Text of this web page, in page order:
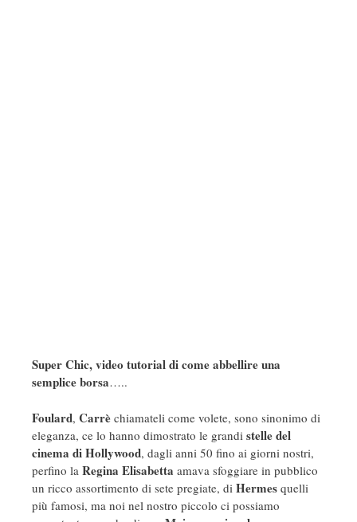
Super Chic, video tutorial di come abbellire una
semplice borsa…..
Foulard, Carrè chiamateli come volete, sono sinonimo di
eleganza, ce lo hanno dimostrato le grandi stelle del
cinema di Hollywood, dagli anni 50 fino ai giorni nostri,
perfino la Regina Elisabetta amava sfoggiare in pubblico
un ricco assortimento di sete pregiate, di Hermes quelli
più famosi, ma noi nel nostro piccolo ci possiamo